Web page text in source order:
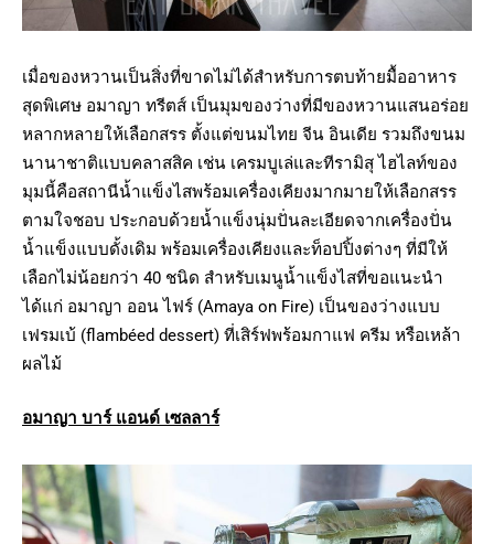
เมื่อของหวานเป็นสิ่งที่ขาดไม่ได้สำหรับการตบท้ายมื้ออาหาร
สุดพิเศษ อมาญา ทรีตส์ เป็นมุมของว่างที่มีของหวานแสนอร่อย
หลากหลายให้เลือกสรร ตั้งแต่ขนมไทย จีน อินเดีย รวมถึงขนม
นานาชาติแบบคลาสสิค เช่น เครมบูเล่และทีรามิสุ ไฮไลท์ของ
มุมนี้คือสถานีน้ำแข็งไสพร้อมเครื่องเคียงมากมายให้เลือกสรร
ตามใจชอบ ประกอบด้วยน้ำแข็งนุ่มปั่นละเอียดจากเครื่องปั่น
น้ำแข็งแบบดั้งเดิม พร้อมเครื่องเคียงและท็อปปิ้งต่างๆ ที่มีให้
เลือกไม่น้อยกว่า 40 ชนิด สำหรับเมนูน้ำแข็งไสที่ขอแนะนำ
ได้แก่ อมาญา ออน ไฟร์ (Amaya on Fire) เป็นของว่างแบบ
เฟรมเบ้ (flambéed dessert) ที่เสิร์ฟพร้อมกาแฟ ครีม หรือเหล้า
ผลไม้
อมาญา บาร์ แอนด์ เซลลาร์